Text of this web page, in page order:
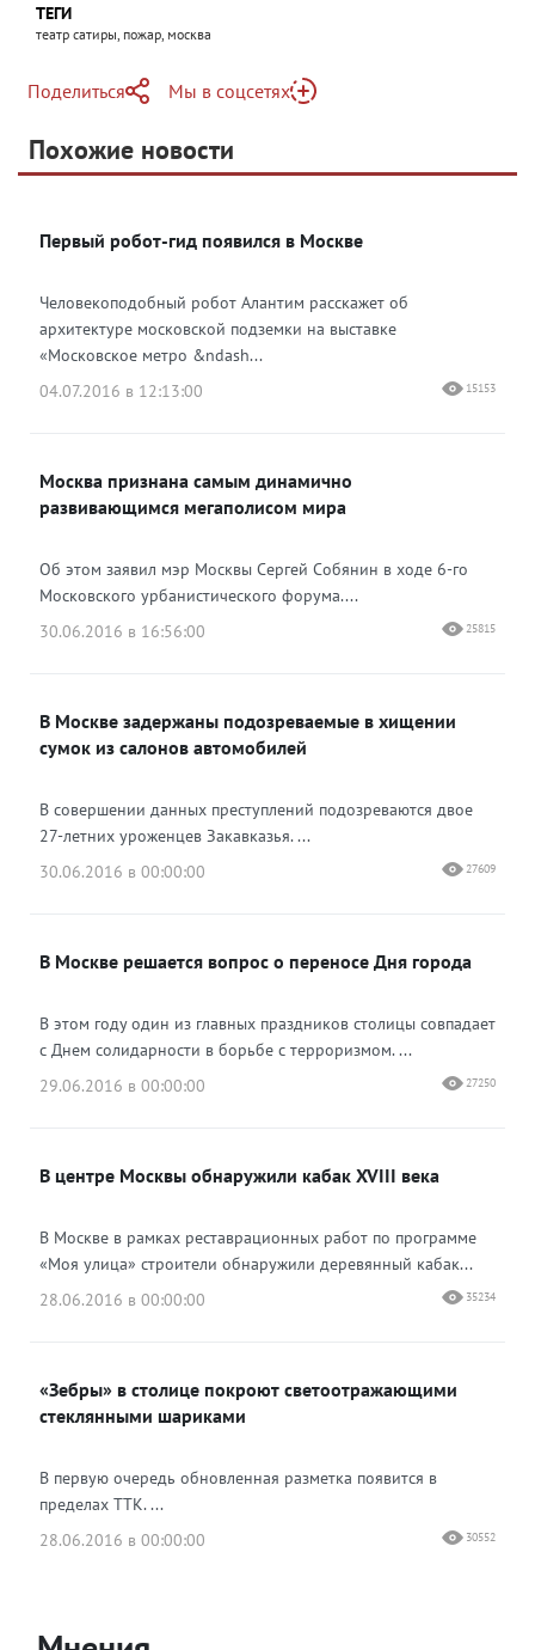
ТЕГИ
театр сатиры, пожар, москва
Поделиться
Telegram
Одноклассники
Мы в соцсетях
Яндекс Дзен
Похожие новости
Первый робот-гид появился в Москве
Человекоподобный робот Алантим расскажет об
архитектуре московской подземки на выставке
«Московское метро &ndash...
04.07.2016 в 12:13:00
15153
Москва признана самым динамично
развивающимся мегаполисом мира
Об этом заявил мэр Москвы Сергей Собянин в ходе 6-го
Московского урбанистического форума....
30.06.2016 в 16:56:00
25815
В Москве задержаны подозреваемые в хищении
сумок из салонов автомобилей
В совершении данных преступлений подозреваются двое
27-летних уроженцев Закавказья. ...
30.06.2016 в 00:00:00
27609
В Москве решается вопрос о переносе Дня города
В этом году один из главных праздников столицы совпадает
с Днем солидарности в борьбе с терроризмом. ...
29.06.2016 в 00:00:00
27250
В центре Москвы обнаружили кабак XVIII века
В Москве в рамках реставрационных работ по программе
«Моя улица» строители обнаружили деревянный кабак...
28.06.2016 в 00:00:00
35234
«Зебры» в столице покроют светоотражающими
стеклянными шариками
В первую очередь обновленная разметка появится в
пределах ТТК. ...
28.06.2016 в 00:00:00
30552